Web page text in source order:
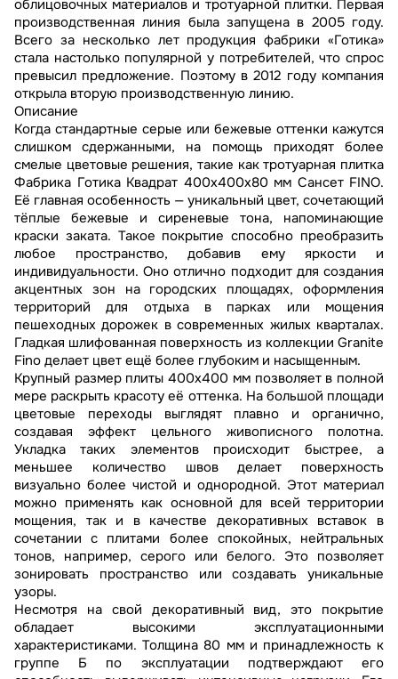
облицовочных материалов и тротуарной плитки. Первая
производственная линия была запущена в 2005 году.
Всего за несколько лет продукция фабрики «Готика»
стала настолько популярной у потребителей, что спрос
превысил предложение. Поэтому в 2012 году компания
открыла вторую производственную линию.
Описание
Когда стандартные серые или бежевые оттенки кажутся
слишком сдержанными, на помощь приходят более
смелые цветовые решения, такие как тротуарная плитка
Фабрика Готика Квадрат 400х400х80 мм Сансет FINO.
Её главная особенность — уникальный цвет, сочетающий
тёплые бежевые и сиреневые тона, напоминающие
краски заката. Такое покрытие способно преобразить
любое пространство, добавив ему яркости и
индивидуальности. Оно отлично подходит для создания
акцентных зон на городских площадях, оформления
территорий для отдыха в парках или мощения
пешеходных дорожек в современных жилых кварталах.
Гладкая шлифованная поверхность из коллекции Granite
Fino делает цвет ещё более глубоким и насыщенным.
Крупный размер плиты 400х400 мм позволяет в полной
мере раскрыть красоту её оттенка. На большой площади
цветовые переходы выглядят плавно и органично,
создавая эффект цельного живописного полотна.
Укладка таких элементов происходит быстрее, а
меньшее количество швов делает поверхность
визуально более чистой и однородной. Этот материал
можно применять как основной для всей территории
мощения, так и в качестве декоративных вставок в
сочетании с плитами более спокойных, нейтральных
тонов, например, серого или белого. Это позволяет
зонировать пространство или создавать уникальные
узоры.
Несмотря на свой декоративный вид, это покрытие
обладает высокими эксплуатационными
характеристиками. Толщина 80 мм и принадлежность к
группе Б по эксплуатации подтверждают его